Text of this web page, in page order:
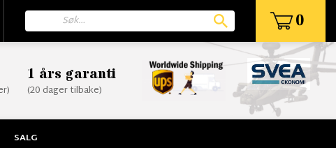
0
1 års garanti
(20 dager tilbake)
SALG